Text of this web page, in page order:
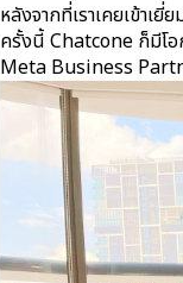
หลังจากที่เราเคยเข้าเ
ครั้งนี้ Chatcone ก็มีโ
Meta Business